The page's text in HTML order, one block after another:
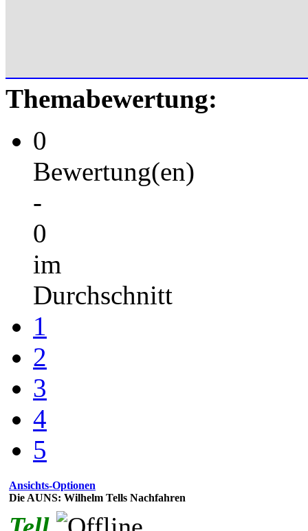
Themabewertung:
0
Bewertung(en)
-
0
im
Durchschnitt
1
2
3
4
5
Ansichts-Optionen
Die AUNS: Wilhelm Tells Nachfahren